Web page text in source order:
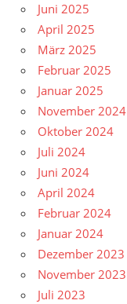
Juni 2025
April 2025
März 2025
Februar 2025
Januar 2025
November 2024
Oktober 2024
Juli 2024
Juni 2024
April 2024
Februar 2024
Januar 2024
Dezember 2023
November 2023
Juli 2023